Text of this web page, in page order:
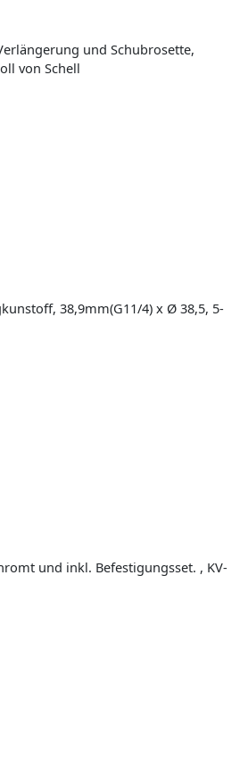
und Schubrosette,
von Schell
38,9mm(G11/4) x Ø 38,5, 5-
und inkl. Befestigungsset. , KV-